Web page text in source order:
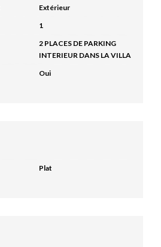
Extérieur
1
2 PLACES DE PARKING
INTERIEUR DANS LA VILLA
Oui
Plat